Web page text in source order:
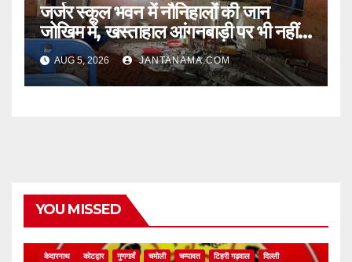
जर्जर स्कूल भवन में नौनिहालों की जान
जोखिम में, खस्ताहाल आंगनबाड़ी पर भी नहीं
जागा प्रशासन
AUG 5, 2026 JANTANAMA.COM
YOU MISSED
केदारनाथ कोटद्वार गुणगावँ चमोली चम्पावत टिहरी गढ़वाल दिल्ली